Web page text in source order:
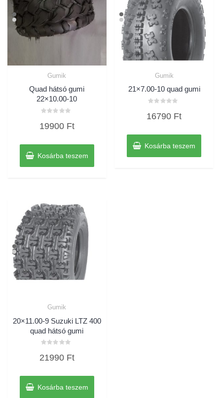
Gumik
Quad hátsó gumi
22×10.00-10
0
19900 Ft
Kosárba teszem
Gumik
21×7.00-10 quad gumi
0
16790 Ft
Kosárba teszem
Gumik
20×11.00-9 Suzuki LTZ 400
quad hátsó gumi
0
21990 Ft
Kosárba teszem